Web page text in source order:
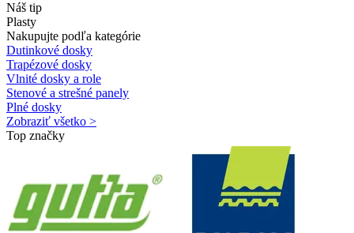
Náš tip
Plasty
Nakupujte podľa kategórie
Dutinkové dosky
Trapézové dosky
Vlnité dosky a role
Stenové a strešné panely
Plné dosky
Zobraziť všetko >
Top značky